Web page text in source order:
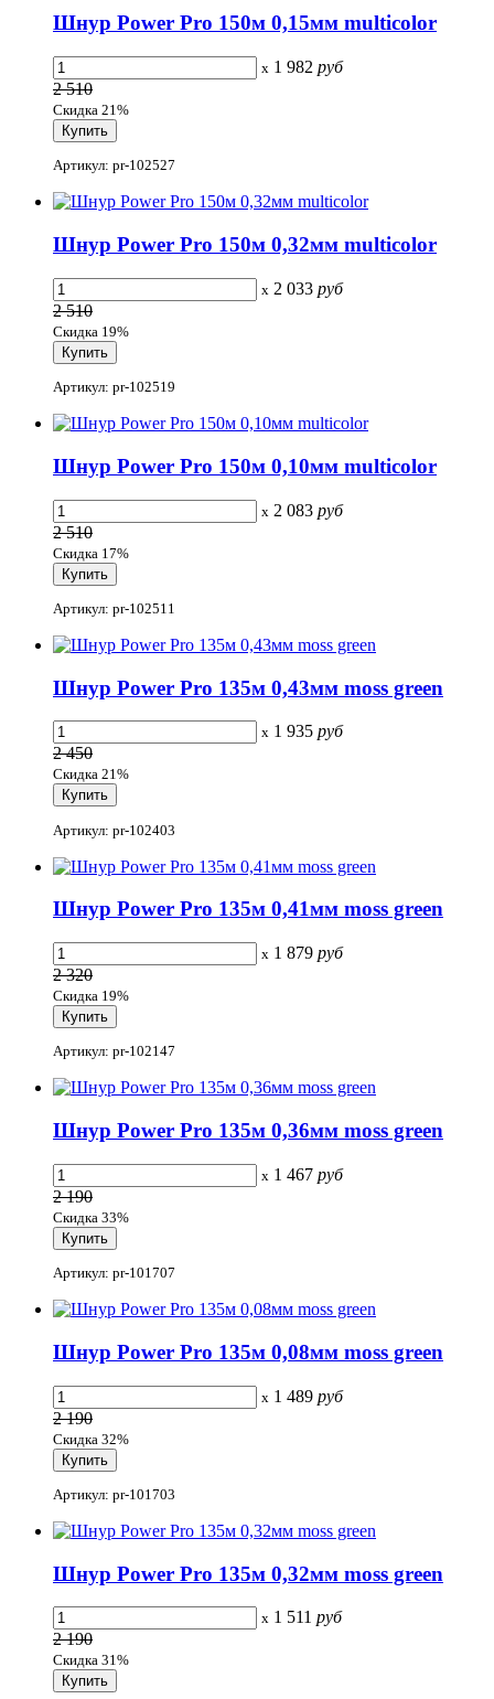
Шнур Power Pro 150м 0,15мм multicolor
x 1 982 руб
2 510
Скидка 21%
Артикул: pr-102527
Шнур Power Pro 150м 0,32мм multicolor
x 2 033 руб
2 510
Скидка 19%
Артикул: pr-102519
Шнур Power Pro 150м 0,10мм multicolor
x 2 083 руб
2 510
Скидка 17%
Артикул: pr-102511
Шнур Power Pro 135м 0,43мм moss green
x 1 935 руб
2 450
Скидка 21%
Артикул: pr-102403
Шнур Power Pro 135м 0,41мм moss green
x 1 879 руб
2 320
Скидка 19%
Артикул: pr-102147
Шнур Power Pro 135м 0,36мм moss green
x 1 467 руб
2 190
Скидка 33%
Артикул: pr-101707
Шнур Power Pro 135м 0,08мм moss green
x 1 489 руб
2 190
Скидка 32%
Артикул: pr-101703
Шнур Power Pro 135м 0,32мм moss green
x 1 511 руб
2 190
Скидка 31%